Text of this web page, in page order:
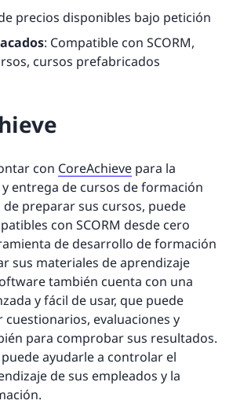
precios disponibles bajo petición
: Compatible con SCORM,
cursos prefabricados
con CoreAchieve para la
entrega de cursos de formación
de preparar sus cursos, puede
con SCORM desde cero
de desarrollo de formación
sus materiales de aprendizaje
también cuenta con una
y fácil de usar, que puede
evaluaciones y
para comprobar sus resultados.
ayudarle a controlar el
de sus empleados y la